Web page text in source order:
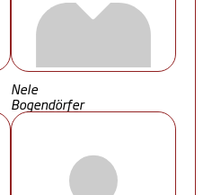
Nele
Bogendörfer